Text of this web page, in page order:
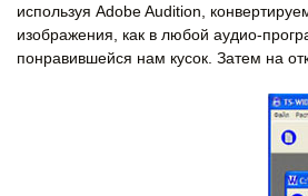
используя Adobe Audition,
изображения, как в любой аудио-
понравившейся нам кусок. Затем на